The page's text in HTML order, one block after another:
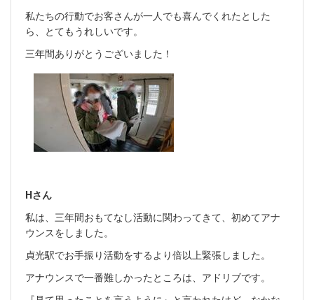
私たちの行動でお客さんが一人でも喜んでくれたとした
ら、とてもうれしいです。
三年間ありがとうございました！
Hさん
私は、三年間おもてなし活動に関わってきて、初めてアナ
ウンスをしました。
貞光駅でお手振り活動をするより倍以上緊張しました。
アナウンスで一番難しかったところは、アドリブです。